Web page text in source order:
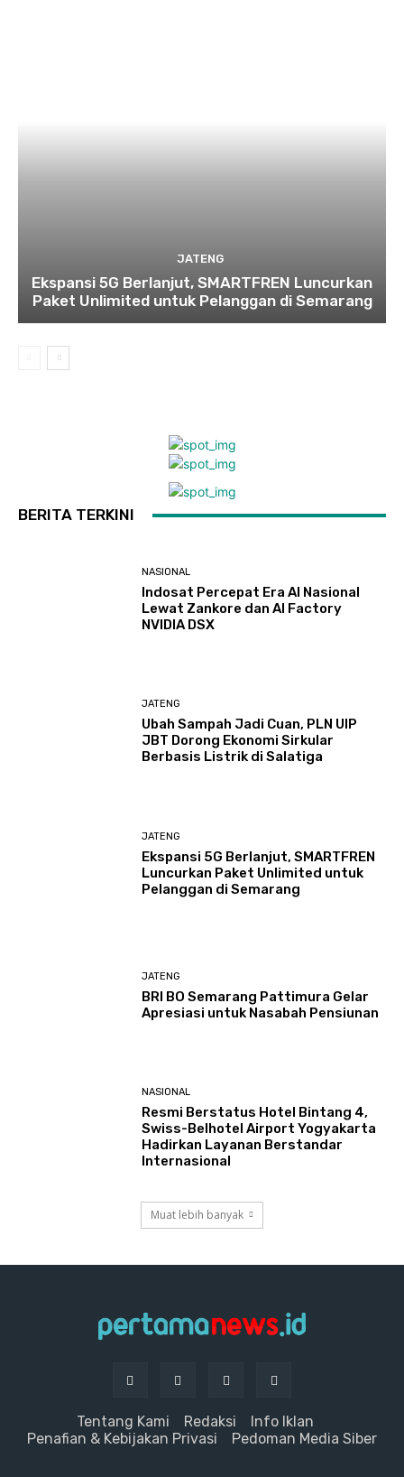
JATENG
Ekspansi 5G Berlanjut, SMARTFREN Luncurkan
Paket Unlimited untuk Pelanggan di Semarang
BERITA TERKINI
NASIONAL
Indosat Percepat Era AI Nasional
Lewat Zankore dan AI Factory
NVIDIA DSX
JATENG
Ubah Sampah Jadi Cuan, PLN UIP
JBT Dorong Ekonomi Sirkular
Berbasis Listrik di Salatiga
JATENG
Ekspansi 5G Berlanjut, SMARTFREN
Luncurkan Paket Unlimited untuk
Pelanggan di Semarang
JATENG
BRI BO Semarang Pattimura Gelar
Apresiasi untuk Nasabah Pensiunan
NASIONAL
Resmi Berstatus Hotel Bintang 4,
Swiss-Belhotel Airport Yogyakarta
Hadirkan Layanan Berstandar
Internasional
Muat lebih banyak
Tentang Kami Redaksi
Info Iklan
Penafian & Kebijakan Privasi
Pedoman Media Siber